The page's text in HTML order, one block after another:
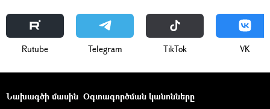
Rutube Telegram ТikТоk VK
Նախագծի մասին Օգտագործման կանոնները